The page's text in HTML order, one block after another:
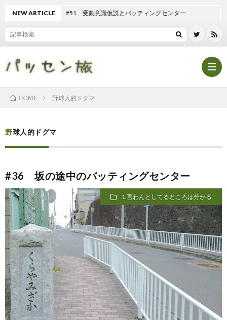
記
一
覧
ン
ョ
別
マ
ッ
プ
見
お
問
合
NEW ARTICLE#51 受動意識仮説とバッティングセンター
HOME 野球人的ドグマ
野球人的ドグマ
#36 坂の途中のバッティングセンター
1.言わんとしてるところは分かる